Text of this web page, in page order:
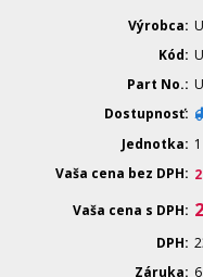
Výrobca
Kód
Part No.
Dostupnosť
Jednotka
Vaša cena bez DPH
Vaša cena s DPH
DPH
Záruka